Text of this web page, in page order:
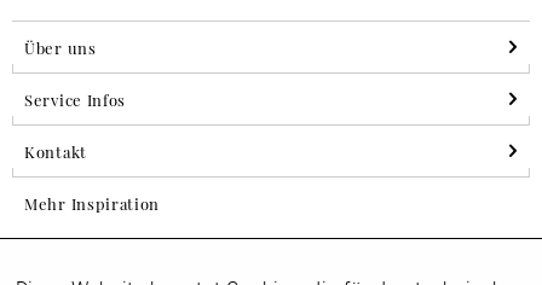
Über uns
Service Infos
Kontakt
Mehr Inspiration